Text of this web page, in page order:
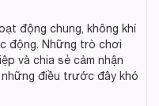
động chung, không khí
động. Những trò chơi
và chia sẻ cảm nhận
điều trước đây khó